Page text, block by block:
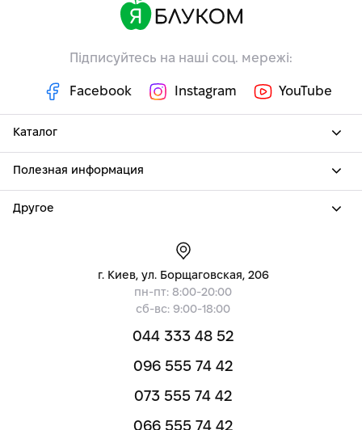
Підписуйтесь на наші соц. мережі:
Facebook Instagram YouTube
Каталог
Полезная информация
Другое
г. Киев, ул. Борщаговская, 206
пн-пт: 8:00-20:00
сб-вс: 9:00-18:00
044 333 48 52
096 555 74 42
073 555 74 42
066 555 74 42